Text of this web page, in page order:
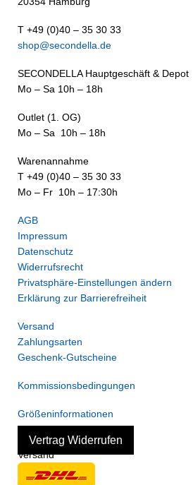
T +49 (0)40 – 35 30 33
shop@secondella.de
SECONDELLA Hauptgeschäft & Depot
Mo – Sa 10h – 18h
Outlet (1. OG)
Mo – Sa 10h – 18h
Warenannahme
T +49 (0)40 – 35 30 33
Mo – Fr 10h – 17:30h
AGB
Impressum
Datenschutz
Widerrufsrecht
Privatsphäre-Einstellungen ändern
Erklärung zur Barrierefreiheit
Versand
Zahlungsarten
Geschenk-Gutscheine
Kommissionsbedingungen
Größeninformationen
Vertrag Widerrufen
Versand